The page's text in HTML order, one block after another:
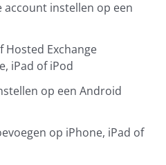
account instellen op een
Hosted Exchange
iPad of iPod
op een Android
op iPhone, iPad of